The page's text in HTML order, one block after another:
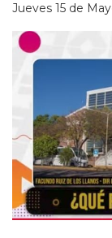
Jueves 15 de